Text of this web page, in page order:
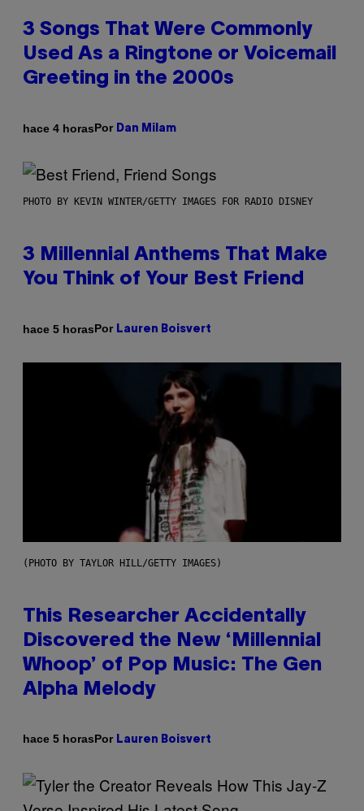
3 Songs That Were Commonly
Used As a Ringtone or Voicemail
Greeting in the 2000s
hace 4 horasPor Dan Milam
PHOTO BY KEVIN WINTER/GETTY IMAGES FOR RADIO DISNEY
3 Millennial Anthems That Make
You Think of Your Best Friend
hace 5 horasPor Lauren Boisvert
(PHOTO BY TAYLOR HILL/GETTY IMAGES)
This Researcher Accidentally
Discovered the New ‘Millennial
Whoop’ of Pop Music: The Gen
Alpha Melody
hace 5 horasPor Lauren Boisvert